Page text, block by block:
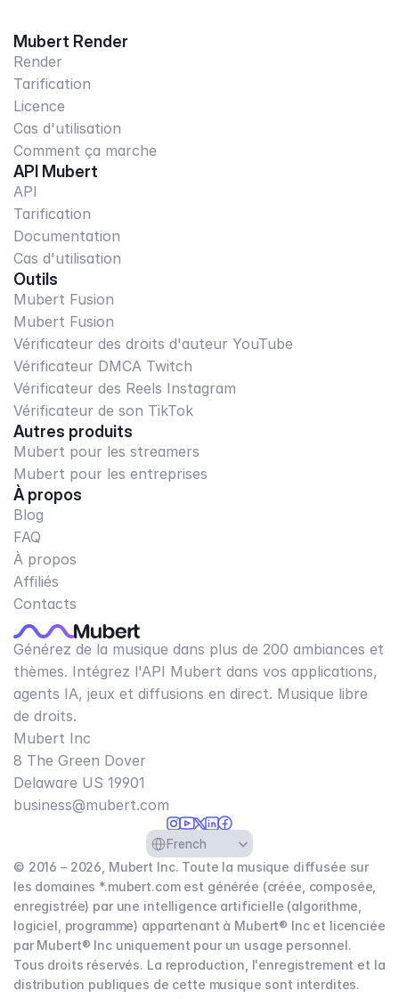
Mubert Render
Render
Tarification
Licence
Cas d'utilisation
Comment ça marche
API Mubert
API
Tarification
Documentation
Cas d'utilisation
Outils
Mubert Fusion
Mubert Fusion
Vérificateur des droits d'auteur YouTube
Vérificateur DMCA Twitch
Vérificateur des Reels Instagram
Vérificateur de son TikTok
Autres produits
Mubert pour les streamers
Mubert pour les entreprises
À propos
Blog
FAQ
À propos
Affiliés
Contacts
Générez de la musique dans plus de 200 ambiances et
thèmes. Intégrez l'API Mubert dans vos applications,
agents IA, jeux et diffusions en direct. Musique libre
de droits.
Mubert Inc
8 The Green Dover
Delaware US 19901​
business@mubert.com
Select Language
French
© 2016 – 2026, Mubert Inc. Toute la musique diffusée sur
les domaines *.mubert.com est générée (créée, composée,
enregistrée) par une intelligence artificielle (algorithme,
logiciel, programme) appartenant à Mubert® Inc et licenciée
par Mubert® Inc uniquement pour un usage personnel.
Tous droits réservés. La reproduction, l'enregistrement et la
distribution publiques de cette musique sont interdites.